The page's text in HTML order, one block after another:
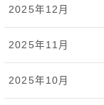
2025年12月
2025年11月
2025年10月